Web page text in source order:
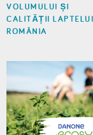
VOLUMULUI ȘI
CALITĂȚII
ROMÂNIA